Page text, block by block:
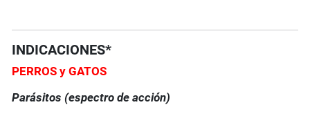
INDICACIONES*
PERROS y GATOS
Parásitos (espectro de acción)